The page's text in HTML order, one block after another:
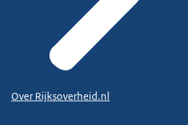
Over Rijksoverheid.nl